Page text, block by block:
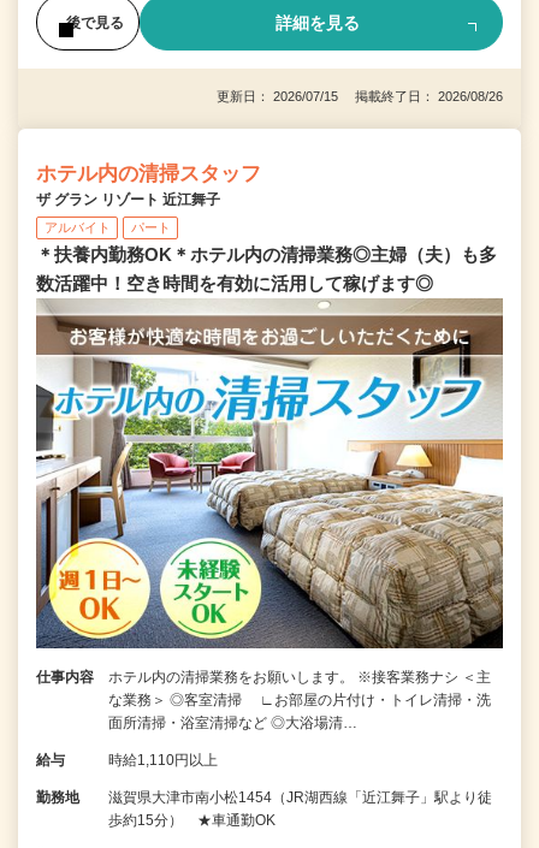
後で見る 詳細を見る
更新日： 2026/07/15 掲載終了日： 2026/08/26
ホテル内の清掃スタッフ
ザ グラン リゾート 近江舞子
アルバイト パート
＊扶養内勤務OK＊ホテル内の清掃業務◎主婦（夫）も多
数活躍中！空き時間を有効に活用して稼げます◎
仕事内容
ホテル内の清掃業務をお願いします。 ※接客業務ナシ ＜主
な業務＞ ◎客室清掃 ∟お部屋の片付け・トイレ清掃・洗
面所清掃・浴室清掃など ◎大浴場清…
給与 時給1,110円以上
勤務地
滋賀県大津市南小松1454（JR湖西線「近江舞子」駅より徒
歩約15分） ★車通勤OK